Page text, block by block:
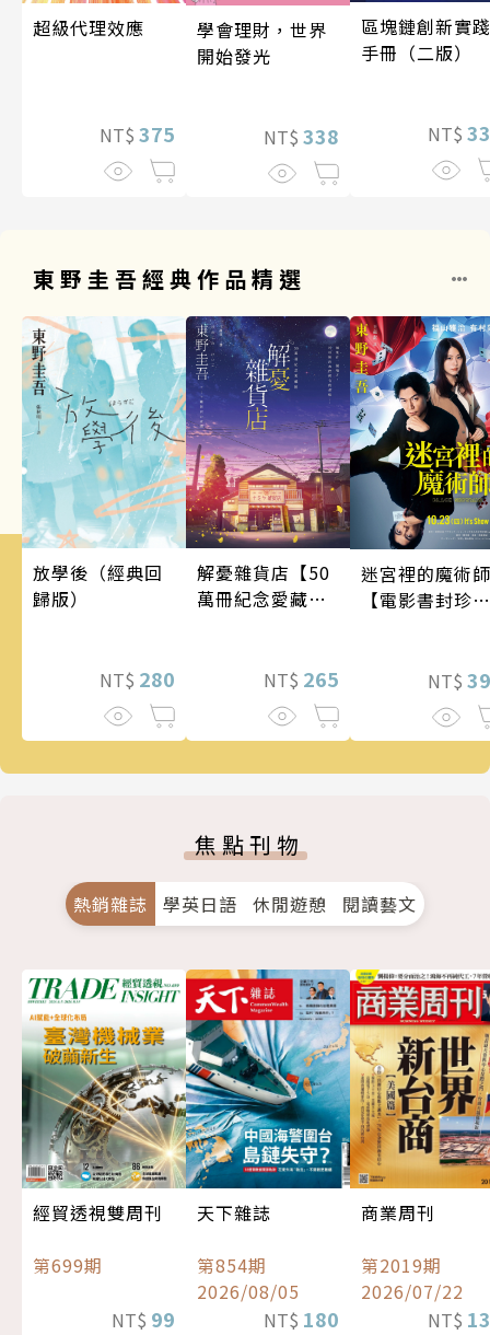
超級代理效應
NT$ 375
學會理財，世界
開始發光
NT$ 338
區塊鏈創新實踐
手冊（二版）
NT$
東野圭吾經典作品精選
放學後（經典回
歸版）
NT$ 280
解憂雜貨店【50
萬冊紀念愛藏
NT$ 265
迷宮裡的魔術師
【電影書封珍藏
NT$
焦點刊物
熱銷雜誌 學英日語 休閒遊憩 閱讀藝文
經貿透視雙周刊
第699期
NT$ 99
天下雜誌
第854期
2026/08/05
NT$ 180
商業周刊
第2019期
2026/07/22
NT$